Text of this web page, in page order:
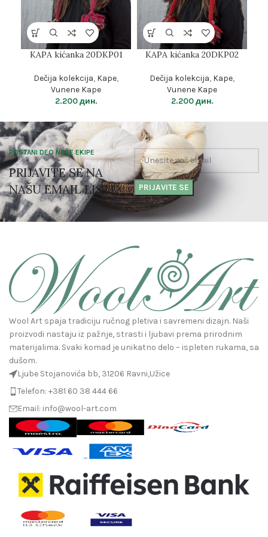
KAPA kićanka 20DKP01
Dečija kolekcija, Kape,
Vunene Kape
2.200дин.
KAPA kićanka 20DKP02
Dečija kolekcija, Kape,
Vunene Kape
2.200дин.
POSTANI DEO NAŠE EKIPE
PRIJAVITE SE NA
NAŠU EMAIL LISTU
Wool Art spaja tradiciju ručnog pletiva i savremeni dizajn. Naši
proizvodi nastaju iz pažnje, strasti i ljubavi prema prirodnim
materijalima. Svaki komad je unikatno delo – ispleten rukama, sa
dušom.
Ljube Stojanovića bb, 31206 Ravni,Užice
Telefon: +381 60 38 444 66
Email: info@wool-art.com